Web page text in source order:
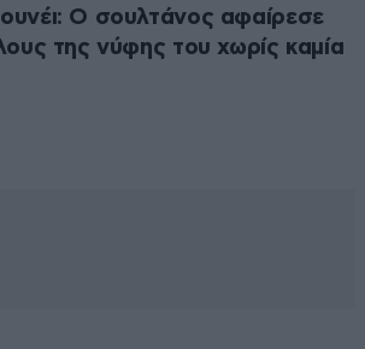
Ο σουλτάνος αφαίρεσε
της νύφης του χωρίς καμία